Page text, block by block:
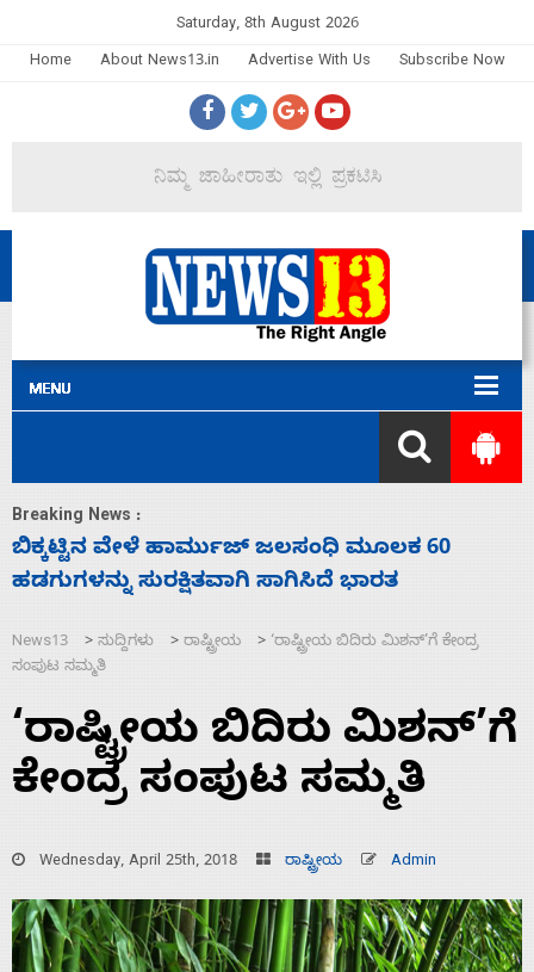
Saturday, 8th August 2026
Home
About News13.in Advertise With Us Subscribe Now
Breaking News :
ನಾಗೇಂದ್ರ ರಾಜೀನಾಮೆ ಕೊಡದಿದ್ದರೆ ಸದನ ನಡೆಸಲು
ಬಿಡೆವು: ಛಲವಾದಿ ನಾರಾಯಣಸ್ವಾಮಿ
News13 > ಸುದ್ದಿಗಳು > ರಾಷ್ಟ್ರೀಯ > ‘ರಾಷ್ಟ್ರೀಯ ಬಿದಿರು ಮಿಶನ್’ಗೆ ಕೇಂದ್ರ
ಸಂಪುಟ ಸಮ್ಮತಿ
‘ರಾಷ್ಟ್ರೀಯ ಬಿದಿರು ಮಿಶನ್’ಗೆ
ಕೇಂದ್ರ ಸಂಪುಟ ಸಮ್ಮತಿ
Wednesday, April 25th, 2018 ರಾಷ್ಟ್ರೀಯ Admin